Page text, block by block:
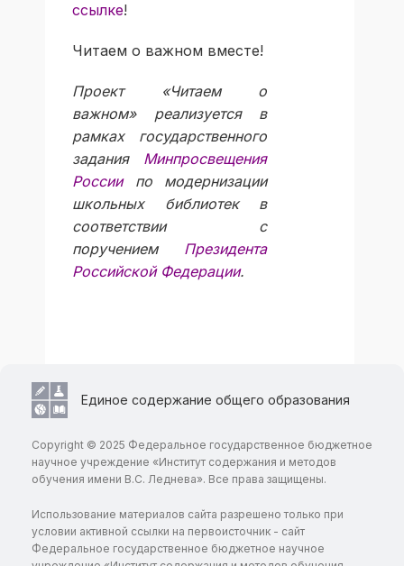
ссылке!
Читаем о важном вместе!
Проект «Читаем о
важном» реализуется в
рамках государственного
задания Минпросвещения
Россиипо модернизации
школьных библиотек в
соответствии с
поручением Президента
Российской Федерации.
Единое содержание общего образования
Copyright © 2025 Федеральное государственное бюджетное
научное учреждение «Институт содержания и методов
обучения имени В.С. Леднева». Все права защищены.
Использование материалов сайта разрешено только при
условии активной ссылки на первоисточник - сайт
Федеральное государственное бюджетное научное